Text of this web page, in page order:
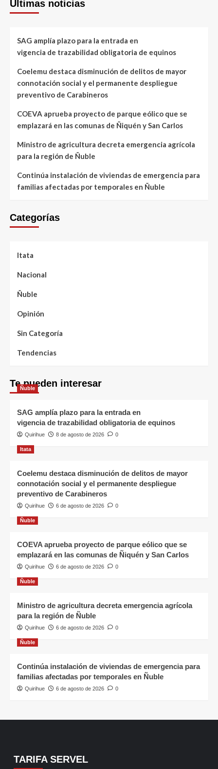
Últimas noticias
SAG amplía plazo para la entrada en
vigencia de trazabilidad obligatoria de equinos
Coelemu destaca disminución de delitos de mayor
connotación social y el permanente despliegue
preventivo de Carabineros
COEVA aprueba proyecto de parque eólico que se
emplazará en las comunas de Ñiquén y San Carlos
Ministro de agricultura decreta emergencia agrícola
para la región de Ñuble
Continúa instalación de viviendas de emergencia para
familias afectadas por temporales en Ñuble
Categorías
Itata
Nacional
Ñuble
Opinión
Sin Categoría
Tendencias
Te pueden interesar
Ñuble
SAG amplía plazo para la entrada en
vigencia de trazabilidad obligatoria de equinos
Quirihue 8 de agosto de 2026 0
Itata
Coelemu destaca disminución de delitos de mayor
connotación social y el permanente despliegue
preventivo de Carabineros
Quirihue 6 de agosto de 2026 0
Ñuble
COEVA aprueba proyecto de parque eólico que se
emplazará en las comunas de Ñiquén y San Carlos
Quirihue 6 de agosto de 2026 0
Ñuble
Ministro de agricultura decreta emergencia agrícola
para la región de Ñuble
Quirihue 6 de agosto de 2026 0
Ñuble
Continúa instalación de viviendas de emergencia para
familias afectadas por temporales en Ñuble
Quirihue 6 de agosto de 2026 0
TARIFA SERVEL